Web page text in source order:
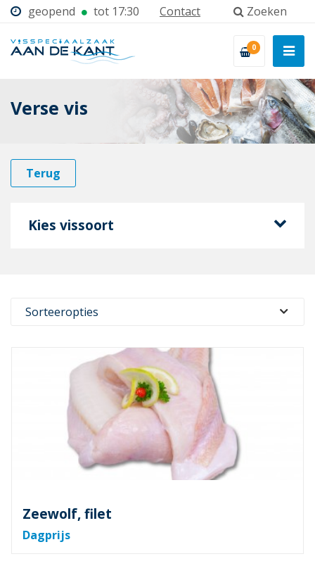
geopend tot 17:30 Contact Zoeken
0
Verse vis
Terug
Kies vissoort
Zeewolf, filet
Dagprijs